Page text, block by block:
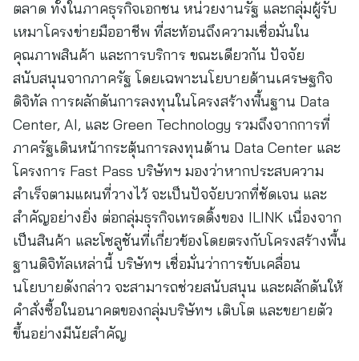
ตลาด ทั้งในภาคธุรกิจเอกชน หน่วยงานรัฐ และกลุ่มผู้รับ
เหมาโครงข่ายมืออาชีพ ที่สะท้อนถึงความเชื่อมั่นใน
คุณภาพสินค้า และการบริการ ขณะเดียวกัน ปัจจัย
สนับสนุนจากภาครัฐ โดยเฉพาะนโยบายด้านเศรษฐกิจ
ดิจิทัล การผลักดันการลงทุนในโครงสร้างพื้นฐาน Data
Center, AI, และ Green Technology รวมถึงจากการที่
ภาครัฐเดินหน้ากระตุ้นการลงทุนด้าน Data Center และ
โครงการ Fast Pass บริษัทฯ มองว่าหากประสบความ
สำเร็จตามแผนที่วางไว้ จะเป็นปัจจัยบวกที่ชัดเจน และ
สำคัญอย่างยิ่ง ต่อกลุ่มธุรกิจเทรดดิ้งของ ILINK เนื่องจาก
เป็นสินค้า และโซลูชันที่เกี่ยวข้องโดยตรงกับโครงสร้างพื้น
ฐานดิจิทัลเหล่านี้ บริษัทฯ เชื่อมั่นว่าการขับเคลื่อน
นโยบายดังกล่าว จะสามารถช่วยสนับสนุน และผลักดันให้
คำสั่งซื้อในอนาคตของกลุ่มบริษัทฯ เติบโต และขยายตัว
ขึ้นอย่างมีนัยสำคัญ